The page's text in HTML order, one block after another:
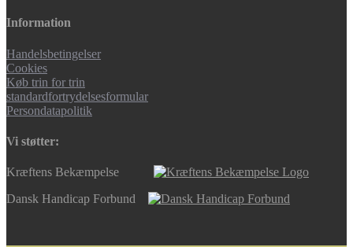
Information
Handelsbetingelser
Cookies
Køb trin for trin
standardfortrydelsesformular
Persondatapolitik
Vi støtter:
Kræftens Bekæmpelse
Dansk Handicap Forbund